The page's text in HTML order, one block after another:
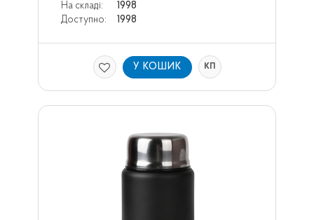
На складі:
1998
Доступно:
1998
У КОШИК КП